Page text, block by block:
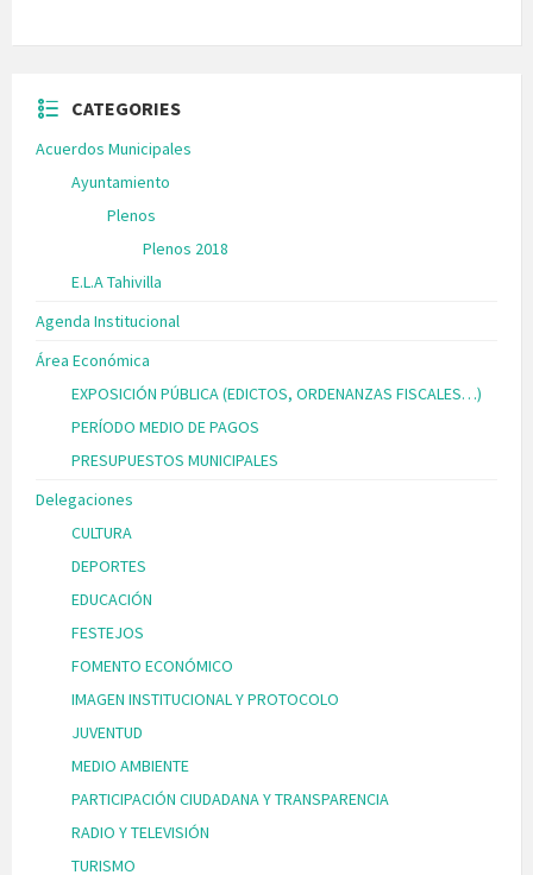
CATEGORIES
Acuerdos Municipales
Ayuntamiento
Plenos
Plenos 2018
E.L.A Tahivilla
Agenda Institucional
Área Económica
EXPOSICIÓN PÚBLICA (EDICTOS, ORDENANZAS FISCALES…)
PERÍODO MEDIO DE PAGOS
PRESUPUESTOS MUNICIPALES
Delegaciones
CULTURA
DEPORTES
EDUCACIÓN
FESTEJOS
FOMENTO ECONÓMICO
IMAGEN INSTITUCIONAL Y PROTOCOLO
JUVENTUD
MEDIO AMBIENTE
PARTICIPACIÓN CIUDADANA Y TRANSPARENCIA
RADIO Y TELEVISIÓN
TURISMO